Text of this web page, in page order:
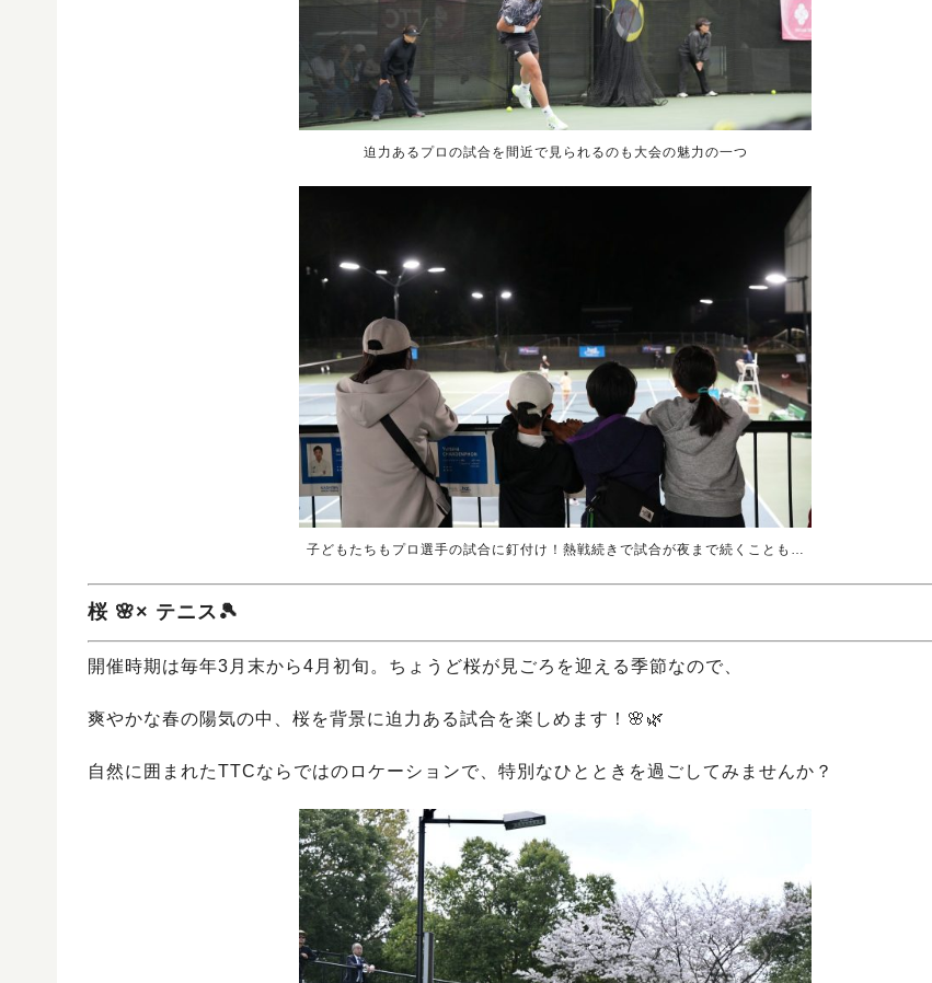
迫力あるプロの試合を間近で見られるのも大会の魅力の一つ
子どもたちもプロ選手の試合に釘付け！熱戦続きで試合が夜まで続くことも…
桜 🌸× テニス🎾
開催時期は毎年3月末から4月初旬。ちょうど桜が見ごろを迎える季節なので、
爽やかな春の陽気の中、桜を背景に迫力ある試合を楽しめます！🌸🌿
自然に囲まれたTTCならではのロケーションで、特別なひとときを過ごしてみませんか？